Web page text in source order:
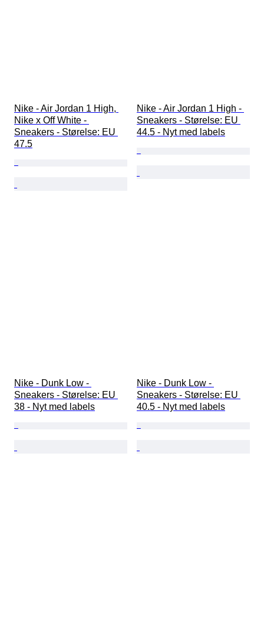
Nike - Air Jordan 1 High,
Nike x Off White -
Sneakers - Størelse: EU
47.5
Nike - Air Jordan 1 High -
Sneakers - Størelse: EU
44.5 - Nyt med labels
Nike - Dunk Low -
Sneakers - Størelse: EU
38 - Nyt med labels
Nike - Dunk Low -
Sneakers - Størelse: EU
40.5 - Nyt med labels